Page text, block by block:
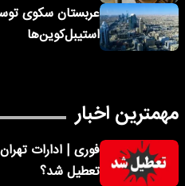
عربستان سکوی
استیبل‌کوین‌ها
مهمترین اخبار
تعطیل شد؟